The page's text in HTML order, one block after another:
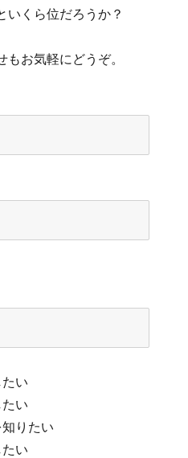
いくら位だろうか？
お気軽にどうぞ。
い
い
りたい
い